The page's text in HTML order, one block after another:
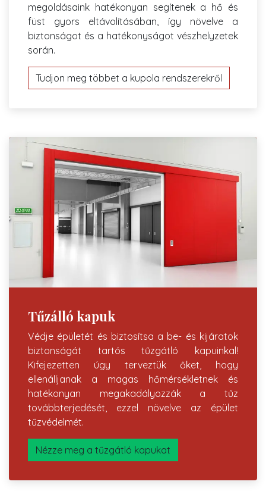
megoldásaink hatékonyan segítenek a hő és
füst gyors eltávolításában, így növelve a
biztonságot és a hatékonyságot vészhelyzetek
során.
Tudjon meg többet a kupola rendszerekről
Tűzálló kapuk
Védje épületét és biztosítsa a be- és kijáratok
biztonságát tartós tűzgátló kapuinkal!
Kifejezetten úgy terveztük őket, hogy
ellenálljanak a magas hőmérsékletnek és
hatékonyan megakadályozzák a tűz
továbbterjedését, ezzel növelve az épület
tűzvédelmét.
Nézze meg a tűzgátló kapukat